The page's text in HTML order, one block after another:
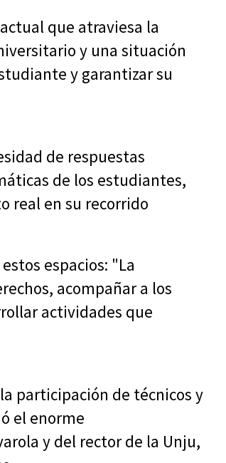
que atraviesa la
y una situación
y garantizar su
de respuestas
de los estudiantes,
real en su recorrido
espacios: "La
acompañar a los
actividades que
participación de técnicos y
el enorme
y del rector de la Unju,